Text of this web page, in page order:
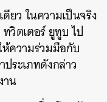
ดียว ในความเป็นจริง
วิตเตอร์ ยูทูบ ไป
ห้ความร่วมมือกับ
ระเภทดังกล่าว
าน